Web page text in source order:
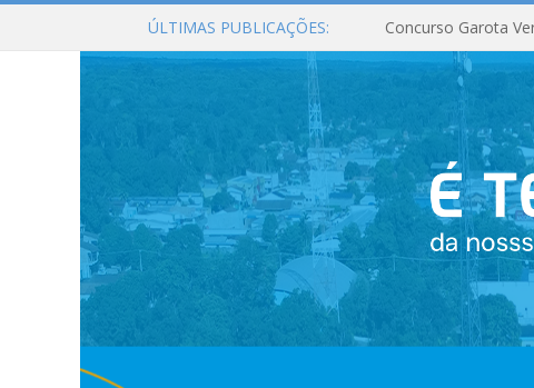
ÚLTIMAS PUBLICAÇÕES: Concurso Garota